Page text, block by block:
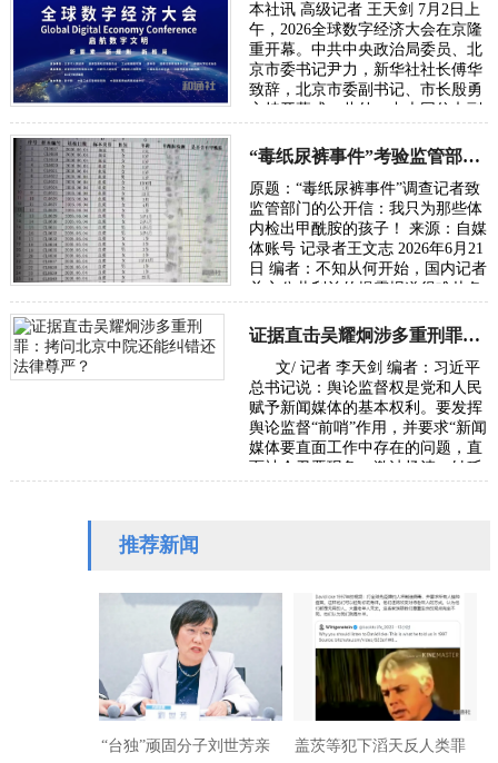
本社讯 高级记者 王天剑 7月2日上
午，2026全球数字经济大会在京隆
重开幕。中共中央政治局委员、北
京市委书记尹力，新华社社长傅华
致辞，北京市委副书记、市长殷勇
主持开幕式。此外，中央网信办副
国家发…
“毒纸尿裤事件”考验监管部门的党性初心与执法能力
原题：“毒纸尿裤事件”调查记者致
监管部门的公开信：我只为那些体
内检出甲酰胺的孩子！ 来源：自媒
体账号 记录者王文志 2026年6月21
日 编者：不知从何开始，国内记者
关心公共利益的揭露报道很难从各
或者…
证据直击吴耀炯涉多重刑罪：拷问北京中院还能纠错还法律尊严？
文/ 记者 李天剑 编者：习近平
总书记说：舆论监督权是党和人民
赋予新闻媒体的基本权利。要发挥
舆论监督“前哨”作用，并要求“新闻
媒体要直面工作中存在的问题，直
面社会丑恶现象，激浊扬清、针砭
推荐新闻
“台独”顽固分子刘世芳亲 盖茨等犯下滔天反人类罪